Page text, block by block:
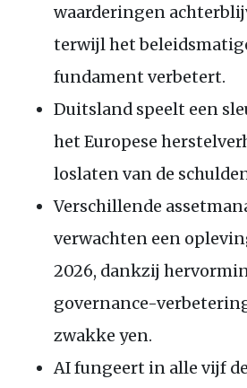
waarderingen
terwijl het
fundament verbetert.
Duitsland speelt een
het Europese
loslaten van de
Verschillende
verwachten een
2026, dankzij
governance-
zwakke yen.
AIfungeert in alle vijf